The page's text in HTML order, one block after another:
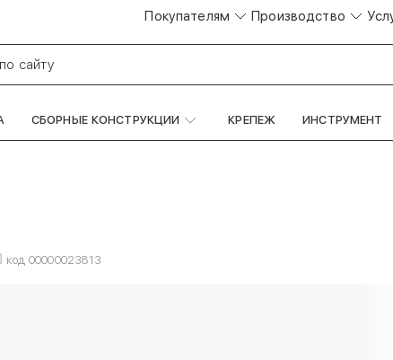
Покупателям Производство
сайту
СБОРНЫЕ КОНСТРУКЦИИ КРЕПЕЖ ИНСТРУМЕНТ
код00000023813